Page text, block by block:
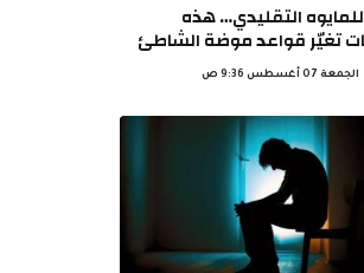
التقليدي… هذه
تغيّر قواعد موضة الشاطئ
الجمعة 07 أغسطس 9:36 ص